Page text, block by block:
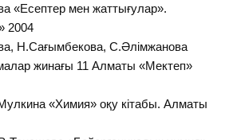
«Есептер мен жаттығулар».
2004
Н.Сағымбекова, С.Әлімжанова
жинағы 11 Алматы «Мектеп»
«Химия» оқу кітабы. Алматы